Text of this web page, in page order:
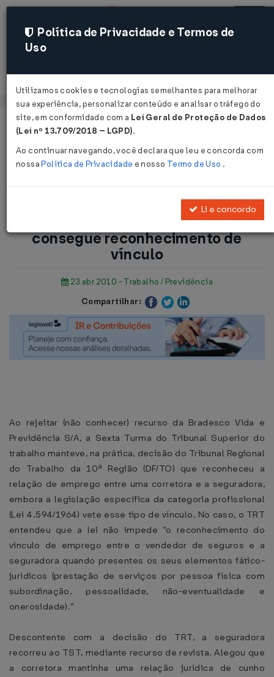
Acessar
Página Inicial
Notícias
vínculo ...
Voltar
Pessoa jurídica: vendedora
consegue reconhecimento de
vínculo
23 abr 2010 - Trabalho / Previdência
Compartilhar:
Ao rejeitar (não conhecer) recurso da Bradesco Vida e
Previdência S/A, a Sexta Turma do Tribunal Superior do
trabalho manteve, na prática, decisão do Tribunal Regional
do Trabalho da 10ª Região (DF/TO) que reconheceu a
relação de emprego entre uma corretora e a seguradora,
embora a legislação específica da categoria profissional
(Lei 4.594/1964) vete esse tipo de vínculo. No caso, o TRT
entendeu que a lei não impede “o reconhecimento do
vinculo de emprego entre o vendedor de seguros e a
seguradora quando presentes os seus elementos fático-
jurídicos (prestação de serviços por pessoa física com
subordinação, pessoalidade, não-eventualidade e
onerosidade).”
Descontente com a decisão do TRT, a seguradora
recorreu ao TST, mediante recurso de revista. Alegou que
a corretora mantinha uma relação jurídica de cunho
Política de Privacidade e Termos de
Uso
Utilizamos cookies e tecnologias semelhantes para melhorar
sua experiência, personalizar conteúdo e analisar o tráfego do
site, em conformidade com a Lei Geral de Proteção de Dados
(Lei nº 13.709/2018 – LGPD).
Ao continuar navegando, você declara que leu e concorda com
nossaPolítica de Privacidade e nosso Termo de Uso .
Li e concordo